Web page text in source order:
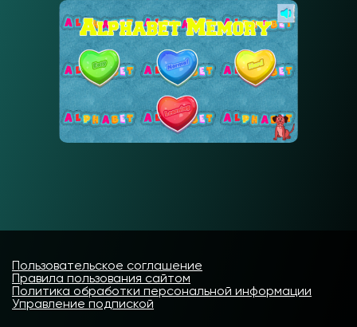
Пользовательское соглашение
Правила пользования сайтом
Политика обработки персональной информации
Управление подпиской